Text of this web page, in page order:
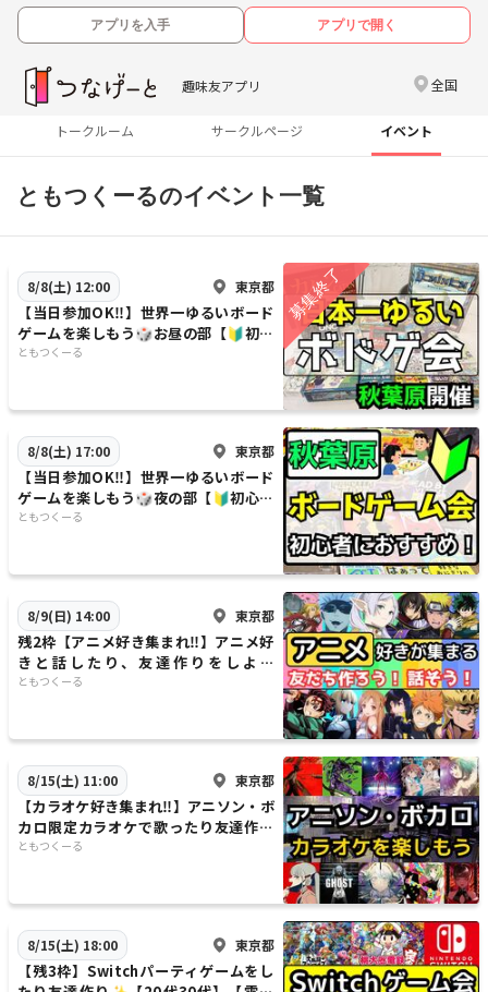
アプリを入手 アプリで開く
趣味友アプリ 全国
トークルーム サークルページ イベント
ともつくーるのイベント一覧
8/8(土) 12:00 東京都
【当日参加OK‼️】世界一ゆるいボード
ゲームを楽しもう🎲お昼の部【🔰初心
者大歓迎】【友達作り！】
ともつくーる
8/8(土) 17:00 東京都
【当日参加OK‼️】世界一ゆるいボード
ゲームを楽しもう🎲夜の部【🔰初心者
大歓迎】【ルール説明あり⭐️】【友達
ともつくーる
8/9(日) 14:00 東京都
残2枠【アニメ好き集まれ‼️】アニメ好
きと話したり、友達作りをしよう
✨️【🔰新規大歓迎】【20代30代】
ともつくーる
8/15(土) 11:00 東京都
【カラオケ好き集まれ‼️】アニソン・ボ
カロ限定カラオケで歌ったり友達作り
✨【20代30代】【新規大歓迎🎤】
ともつくーる
8/15(土) 18:00 東京都
【残3枠】Switchパーティゲームをし